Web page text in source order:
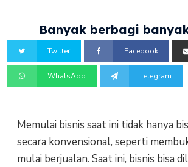
Banyak berbagi
Twitter Facebook
WhatsApp Telegram
Memulai bisnis saat ini tidak hanya
secara konvensional, seperti
mulai berjualan. Saat ini, bisnis bisa